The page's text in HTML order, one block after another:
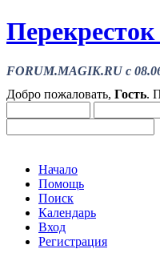
FORUM.MAGIK.RU c
Добро пожаловать, Гость.
Начало
Помощь
Поиск
Календарь
Вход
Регистрация